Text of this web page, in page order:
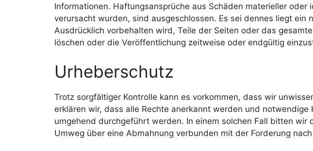
Informationen. Haftungsansprüche aus Schäden materieller
verursacht wurden, sind ausgeschlossen. Es sei dennes liegt
Ausdrücklich vorbehalten wird, Teile der Seiten oder das
löschen oder die Veröffentlichung zeitweise oder endgültig
Urheberschutz
Trotz sorgfältiger Kontrolle kann es vorkommen, dass wir
erklären wir, dass alle Rechte anerkannt werden und
umgehend durchgeführt werden. In einem solchen Fall bitten
Umweg über eine Abmahnung verbunden mit der Forderung